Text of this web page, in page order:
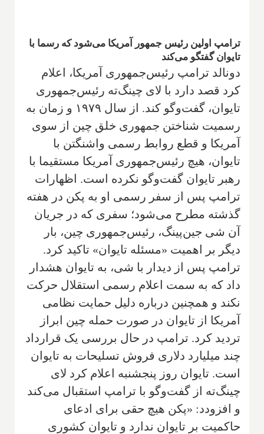
ترامپ اولین رئیس جمهور آمریکا می‌شود که رسما با
تایوان گفتگو می‌کند
دونالد ترامپ رئیس‌جمهوری آمریکا، اعلام
کرد قصد دارد با لای چینگ‌ته رئیس‌جمهوری
تایوان، گفت‌وگو کند. از سال ۱۹۷۹ و زمان به
رسمیت شناختن جمهوری خلق چین از سوی
آمریکا و قطع روابط رسمی واشنگتن با
تایوان، هیچ رئیس‌جمهوری آمریکا مستقیما با
رهبر تایوان گفت‌وگو نکرده است. اظهارات
ترامپ پس از سفر رسمی او به پکن در هفته
گذشته مطرح می‌شود؛ سفری که در جریان
آن شی جین‌پینگ، رئیس‌جمهوری چین، بار
دیگر بر اهمیت «مسئله تایوان» تاکید کرد.
ترامپ پس از دیدار با شی، به تایوان هشدار
داد که به سمت اعلام رسمی استقلال حرکت
نکند و همچنین درباره دلیل حمایت نظامی
آمریکا از تایوان در صورت حمله چین ابراز
تردید کرد. ترامپ در حال بررسی یک قرارداد
چند میلیارد دلاری فروش تسلیحات به تایوان
است. تایوان روز پنجشنبه اعلام کرد لای
چینگ‌ته از گفت‌وگو با ترامپ استقبال می‌کند
و افزودد: «پکن هیچ حقی برای ادعای
حاکمیت بر تایوان ندارد و تایوان کشوری